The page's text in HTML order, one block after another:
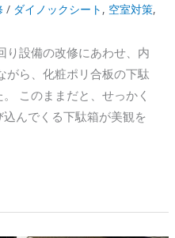
/ ダイノックシート , 空室対策,
り設備の改修にあわせ、内
がら、化粧ポリ合板の下駄
このままだと、せっかく
んでくる下駄箱が美観を